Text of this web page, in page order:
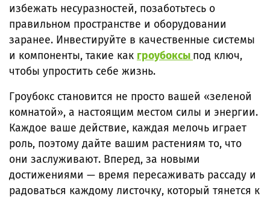
избежать несуразностей, позаботьтесь о
правильном пространстве и оборудовании
заранее. Инвестируйте в качественные системы
и компоненты, такие как гроубоксы под ключ,
чтобы упростить себе жизнь.
Гроубокс становится не просто вашей «зеленой
комнатой», а настоящим местом силы и энергии.
Каждое ваше действие, каждая мелочь играет
роль, поэтому дайте вашим растениям то, что
они заслуживают. Вперед, за новыми
достижениями — время пересаживать рассаду и
радоваться каждому листочку, который тянется к